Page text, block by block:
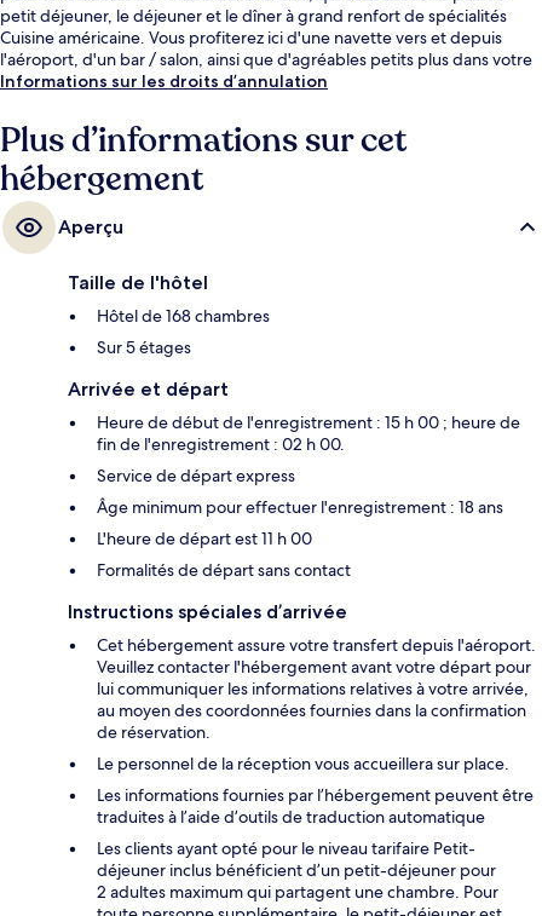
petit déjeuner, le déjeuner et le dîner à grand renfort de spécialités
Cuisine américaine. Vous profiterez ici d'une navette vers et depuis
l'aéroport, d'un bar / salon, ainsi que d'agréables petits plus dans votre
chambre, tels qu'un réfrigérateur et un micro-ondes. La literie de
des autres voyageurs.
Informations sur les droits d’annulation
Plus d’informations sur cet
hébergement
Aperçu
Taille de l'hôtel
Hôtel de 168 chambres
Sur 5 étages
Arrivée et départ
Heure de début de l'enregistrement : 15 h 00 ; heure de
fin de l'enregistrement : 02 h 00.
Service de départ express
Âge minimum pour effectuer l'enregistrement : 18 ans
L'heure de départ est 11 h 00
Formalités de départ sans contact
Instructions spéciales d’arrivée
Cet hébergement assure votre transfert depuis l'aéroport.
Veuillez contacter l'hébergement avant votre départ pour
lui communiquer les informations relatives à votre arrivée,
au moyen des coordonnées fournies dans la confirmation
de réservation.
Le personnel de la réception vous accueillera sur place.
Les informations fournies par l’hébergement peuvent être
traduites à l’aide d’outils de traduction automatique
Les clients ayant opté pour le niveau tarifaire Petit-
déjeuner inclus bénéficient d’un petit-déjeuner pour
2 adultes maximum qui partagent une chambre. Pour